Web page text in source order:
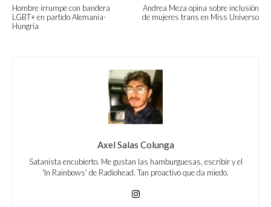
Hombre irrumpe con bandera
LGBT+ en partido Alemania-
Hungría
Andrea Meza opina sobre inclusión
de mujeres trans en Miss Universo
Axel Salas Colunga
Satanista encubierto. Me gustan las hamburguesas, escribir y el
'In Rainbows' de Radiohead. Tan proactivo que da miedo.